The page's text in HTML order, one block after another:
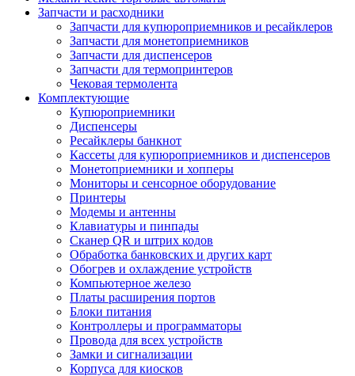
Запчасти и расходники
Запчасти для купюроприемников и ресайклеров
Запчасти для монетоприемников
Запчасти для диспенсеров
Запчасти для термопринтеров
Чековая термолента
Комплектующие
Купюроприемники
Диспенсеры
Ресайклеры банкнот
Кассеты для купюроприемников и диспенсеров
Монетоприемники и хопперы
Мониторы и сенсорное оборудование
Принтеры
Модемы и антенны
Клавиатуры и пинпады
Сканер QR и штрих кодов
Обработка банковских и других карт
Обогрев и охлаждение устройств
Компьютерное железо
Платы расширения портов
Блоки питания
Контроллеры и программаторы
Провода для всех устройств
Замки и сигнализации
Корпуса для киосков